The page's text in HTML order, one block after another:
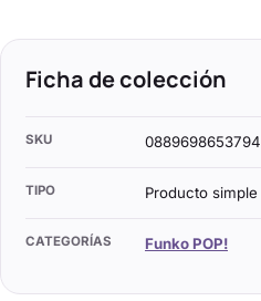
Ficha de colección
SKU 0889698653794
TIPO Producto simple
CATEGORÍAS Funko POP!